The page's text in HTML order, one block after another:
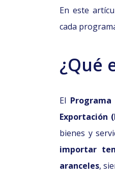
En este
cada
¿Qué
El
Exportación
bienes y
importar
aranceles,